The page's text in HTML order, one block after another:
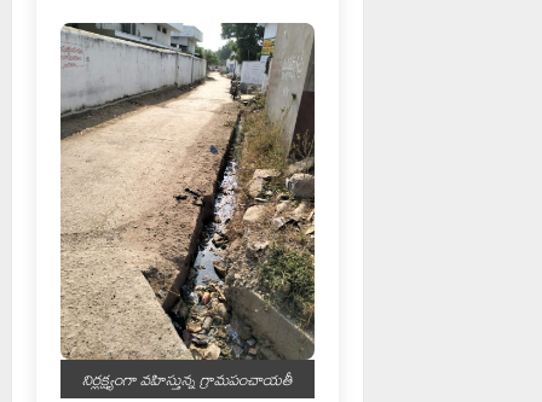
నిర్లక్ష్యంగా వహిస్తున్న గ్రామపంచాయతీ